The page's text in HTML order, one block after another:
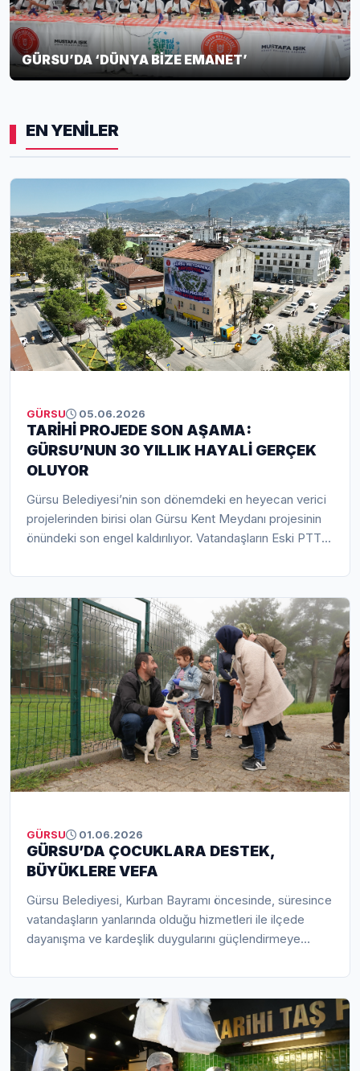
GÜRSU’DA ‘DÜNYA BİZE EMANET’
EN YENİLER
GÜRSU 05.06.2026
TARİHİ PROJEDE SON AŞAMA:
GÜRSU’NUN 30 YILLIK HAYALİ GERÇEK
OLUYOR
Gürsu Belediyesi’nin son dönemdeki en heyecan verici
projelerinden birisi olan Gürsu Kent Meydanı projesinin
önündeki son engel kaldırılıyor. Vatandaşların Eski PTT
Salı günü vatandaşların da katılımı ile gerçekleştirilecek.
GÜRSU 01.06.2026
GÜRSU’DA ÇOCUKLARA DESTEK,
BÜYÜKLERE VEFA
Gürsu Belediyesi, Kurban Bayramı öncesinde, süresince
vatandaşların yanlarında olduğu hizmetleri ile ilçede
dayanışma ve kardeşlik duygularını güçlendirmeye
Belediyesi, bayramda kullanılmak üzere kıyafet
desteğinde bulundu. Ayrıca devam eden Yuvamda
Sağlık ve Umut Var projesi kapsamında 65 yaş üstü
vatandaşları tek tek ziyaret eden Gürsu Belediye
Başkanı Mustafa Işık ve ekibi, büyüklerin yüzlerini